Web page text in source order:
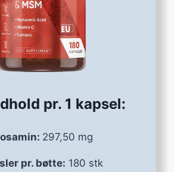
pr. 1 kapsel:
297,50 mg
pr. bøtte: 180 stk